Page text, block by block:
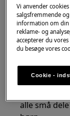
involverer
ADVARSEL!
alle små
Vi anvender
salgsfremmende
information om din
reklame- og
accepterer du
du besøge vores
Cookie -